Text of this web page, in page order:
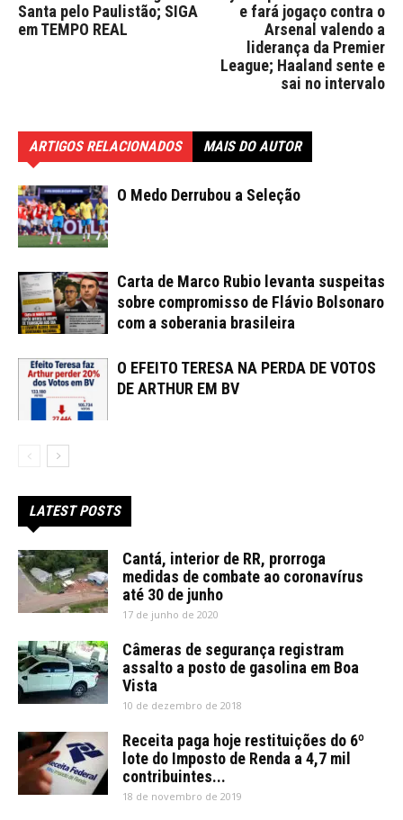
Santa pelo Paulistão; SIGA
em TEMPO REAL
e fará jogaço contra o
Arsenal valendo a
liderança da Premier
League; Haaland sente e
sai no intervalo
ARTIGOS RELACIONADOS MAIS DO AUTOR
O Medo Derrubou a Seleção
Carta de Marco Rubio levanta suspeitas
sobre compromisso de Flávio Bolsonaro
com a soberania brasileira
O EFEITO TERESA NA PERDA DE VOTOS
DE ARTHUR EM BV
LATEST POSTS
Cantá, interior de RR, prorroga
medidas de combate ao coronavírus
até 30 de junho
17 de junho de 2020
Câmeras de segurança registram
assalto a posto de gasolina em Boa
Vista
10 de dezembro de 2018
Receita paga hoje restituições do 6º
lote do Imposto de Renda a 4,7 mil
contribuintes...
18 de novembro de 2019